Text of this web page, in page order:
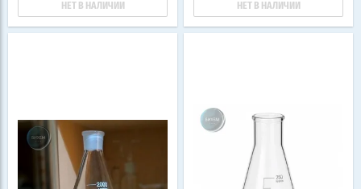
НЕТ В НАЛИЧИИ НЕТ В НАЛИЧИИ